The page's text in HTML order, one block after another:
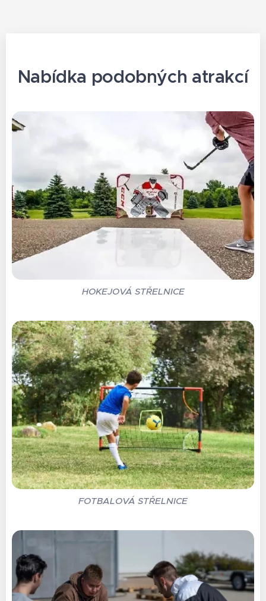
Nabídka podobných atrakcí
HOKEJOVÁ STŘELNICE
FOTBALOVÁ STŘELNICE